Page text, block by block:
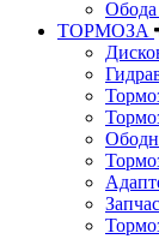
ТОРМОЗА